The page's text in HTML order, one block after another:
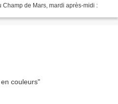
Champ de Mars, mardi après-midi :